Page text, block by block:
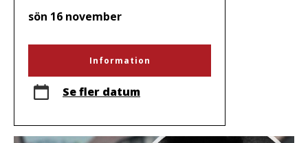
sön 16 november
Information
Se fler datum